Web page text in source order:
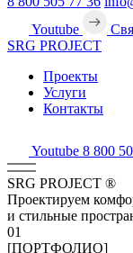
Youtube
SRG PROJECT
Проекты
Услуги
Контакты
Youtube 8 800
SRG PROJECT ®
Проектируем
и стильные
01
[ПОРТФОЛИО]